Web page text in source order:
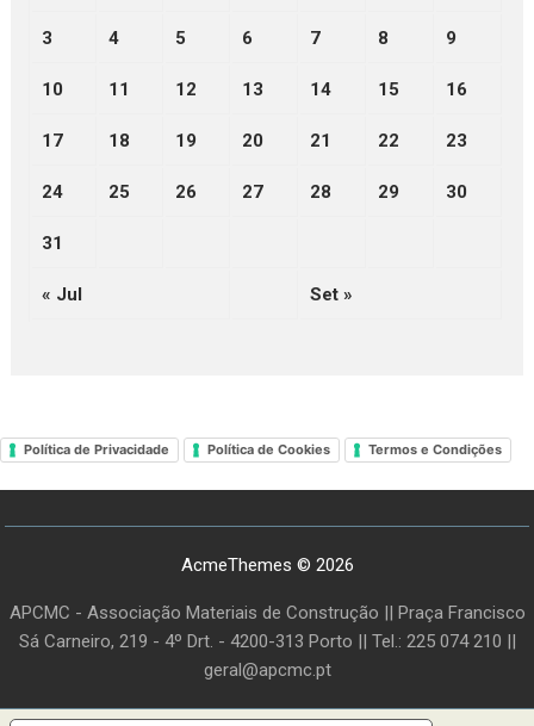
3 4 5 6 7 8 9
10 11 12 13 14 15 16
17 18 19 20 21 22 23
24 25 26 27 28 29 30
31
« Jul Set »
Política de Privacidade Política de Cookies Termos e Condições
AcmeThemes © 2026
APCMC - Associação Materiais de Construção || Praça Francisco
Sá Carneiro, 219 - 4º Drt. - 4200-313 Porto || Tel.: 225 074 210 ||
geral@apcmc.pt